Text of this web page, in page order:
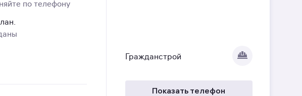
по телефону
Гражданстрой
Показать телефон